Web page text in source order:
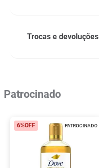
Trocas e devoluções
Patrocinado
PATROCINADO
6%OFF